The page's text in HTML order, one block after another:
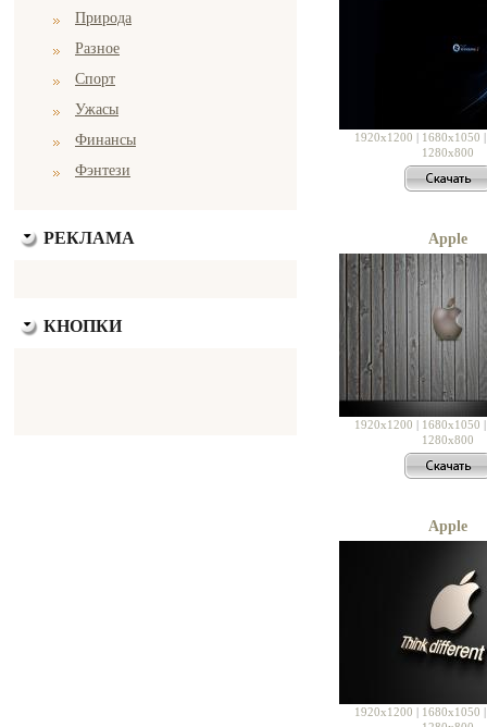
Природа
Разное
Спорт
Ужасы
Финансы
Фэнтези
РЕКЛАМА
КНОПКИ
1920x1200 | 1680x1050
1280x800
Apple
1920x1200 | 1680x1050
1280x800
Apple
1920x1200 | 1680x1050